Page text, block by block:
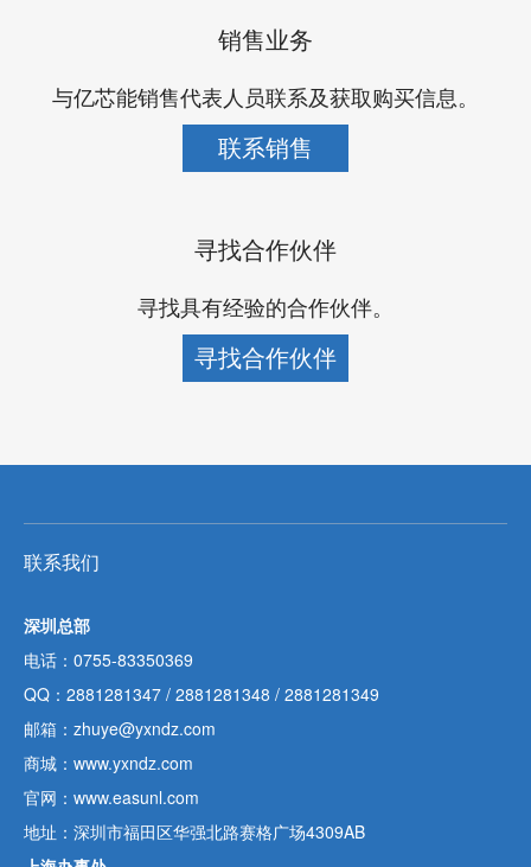
销售业务
与亿芯能销售代表人员联系及获取购买信息。
联系销售
寻找合作伙伴
寻找具有经验的合作伙伴。
寻找合作伙伴
联系我们
深圳总部
电话：0755-83350369
QQ： 2881281347 / 2881281348 / 2881281349
邮箱：zhuye@yxndz.com
商城：www.yxndz.com
官网：www.easunl.com
地址：深圳市福田区华强北路赛格广场4309AB